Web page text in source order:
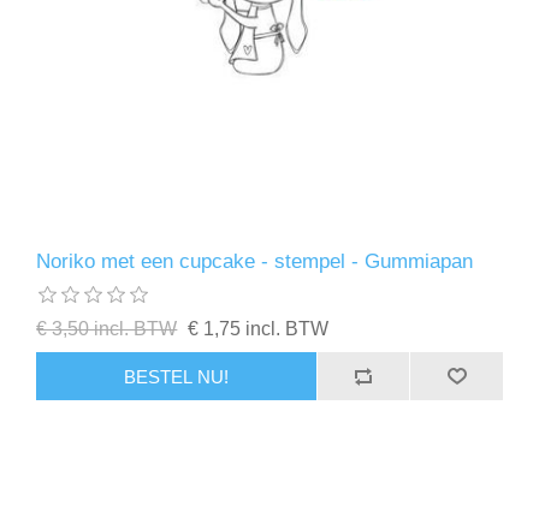
Noriko met een cupcake - stempel - Gummiapan
€ 3,50 incl. BTW € 1,75 incl. BTW
BESTEL NU!